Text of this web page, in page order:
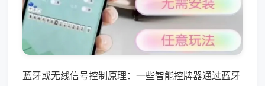
蓝牙或无线信号控制原理：一些智能控牌器通过蓝牙